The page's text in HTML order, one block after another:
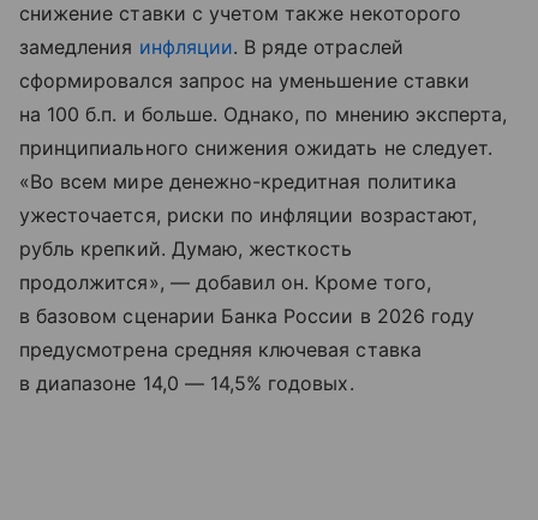
снижение ставки с учетом также некоторого
замедления инфляции. В ряде отраслей
сформировался запрос на уменьшение ставки
на 100 б.п. и больше. Однако, по мнению эксперта,
принципиального снижения ожидать не следует.
«Во всем мире денежно-кредитная политика
ужесточается, риски по инфляции возрастают,
рубль крепкий. Думаю, жесткость
продолжится», — добавил он. Кроме того,
в базовом сценарии Банка России в 2026 году
предусмотрена средняя ключевая ставка
в диапазоне 14,0 — 14,5% годовых.